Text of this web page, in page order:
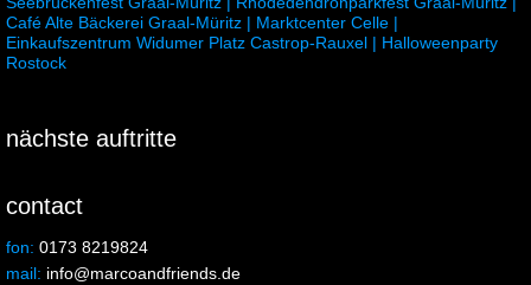
Café Alte Bäckerei Graal-Müritz | Marktcenter Celle |
Einkaufszentrum Widumer Platz Castrop-Rauxel | Halloweenparty
Rostock
nächste auftritte
contact
fon: 0173 8219824
mail: info@marcoandfriends.de